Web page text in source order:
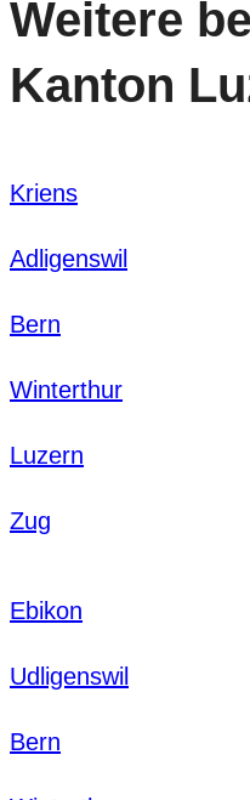
Weitere
Kanton
Kriens
Adligenswil
Bern
Winterthur
Luzern
Zug
Ebikon
Udligenswil
Bern